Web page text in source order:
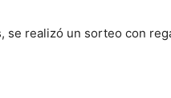
realizó un sorteo con